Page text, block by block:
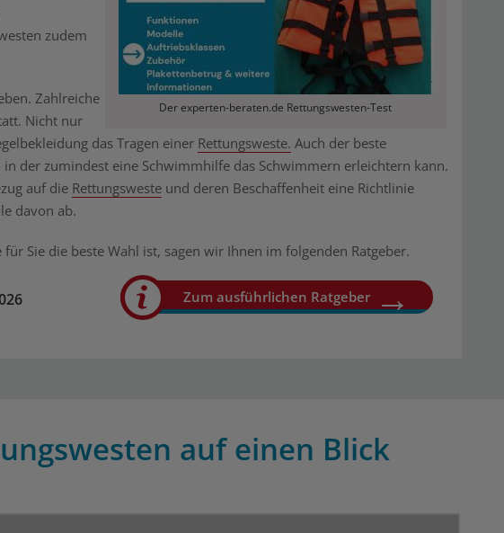
Der experten-beraten.de Rettungswesten-Test
zudem
Zahlreiche
Nicht nur
das Tragen einer Rettungsweste. Auch der beste
der zumindest eine Schwimmhilfe das Schwimmern erleichtern kann.
auf die Rettungswesteund deren Beschaffenheit eine Richtlinie
davon ab.
Sie die beste Wahl ist, sagen wir Ihnen im folgenden Ratgeber.
Zum ausführlichen Ratgeber
auf einen Blick